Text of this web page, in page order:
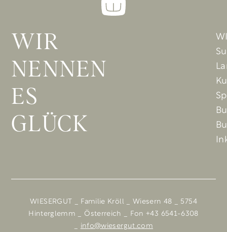
WIR
NENNEN
ES
GLÜCK
WIESERGUT _ Familie Kröll _ Wiesern 48 _ 5754
Hinterglemm _ Österreich _ Fon +43 6541-6308
info@wiesergut.com